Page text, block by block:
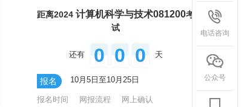
距离2024 计算机科学与技术081200考
试
还有 0 0 0 天
报名 10月5日至10月25日
报名时间 网报流程
网上确认
电话咨询
公众号